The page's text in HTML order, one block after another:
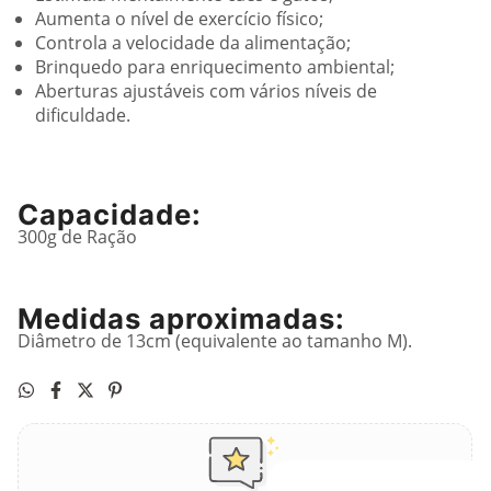
Aumenta o nível de exercício físico;
Controla a velocidade da alimentação;
Brinquedo para enriquecimento ambiental;
Aberturas ajustáveis com vários níveis de
dificuldade.
Capacidade:
300g de Ração
Medidas aproximadas:
Diâmetro de 13cm (equivalente ao tamanho M).